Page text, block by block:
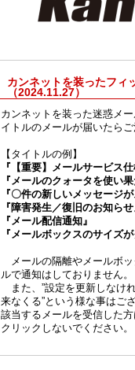
カンネットを装ったフィ
（2024.11.27）
カンネットを装った迷惑メ
イトルのメールが届いたら
【タイトルの例】
『【重要】メールサービス
『メールのクォータを使い
『〇件の新しいメッセージ
『障害発生／復旧のお知ら
『メール配信通知』
『メールボックスのサイズ
メールの隔離やメールボ
ルで通知はしておりません。
また、”設定を更新しなけ
来なくる”という様な事はご
該当するメールを受信した
クリックしないでください。